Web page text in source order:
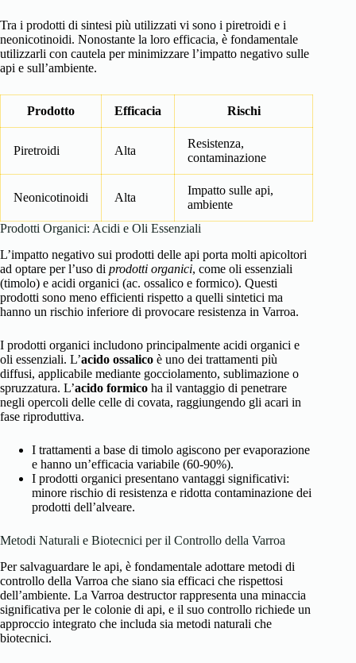
Tra i prodotti di sintesi più utilizzati vi sono i piretroidi e i
neonicotinoidi. Nonostante la loro efficacia, è fondamentale
utilizzarli con cautela per minimizzare l’impatto negativo sulle
api e sull’ambiente.
Prodotto Efficacia Rischi
Piretroidi Alta
Resistenza,
contaminazione
Neonicotinoidi Alta
Impatto sulle api,
ambiente
Prodotti Organici: Acidi e Oli Essenziali
L’impatto negativo sui prodotti delle api porta molti apicoltori
ad optare per l’uso di prodotti organici, come oli essenziali
(timolo) e acidi organici (ac. ossalico e formico). Questi
prodotti sono meno efficienti rispetto a quelli sintetici ma
hanno un rischio inferiore di provocare resistenza in Varroa.
I prodotti organici includono principalmente acidi organici e
oli essenziali. L’acido ossalico è uno dei trattamenti più
diffusi, applicabile mediante gocciolamento, sublimazione o
spruzzatura. L’acido formico ha il vantaggio di penetrare
negli opercoli delle celle di covata, raggiungendo gli acari in
fase riproduttiva.
I trattamenti a base di timolo agiscono per evaporazione
e hanno un’efficacia variabile (60-90%).
I prodotti organici presentano vantaggi significativi:
minore rischio di resistenza e ridotta contaminazione dei
prodotti dell’alveare.
Metodi Naturali e Biotecnici per il Controllo della Varroa
Per salvaguardare le api, è fondamentale adottare metodi di
controllo della Varroa che siano sia efficaci che rispettosi
dell’ambiente. La Varroa destructor rappresenta una minaccia
significativa per le colonie di api, e il suo controllo richiede un
approccio integrato che includa sia metodi naturali che
biotecnici.